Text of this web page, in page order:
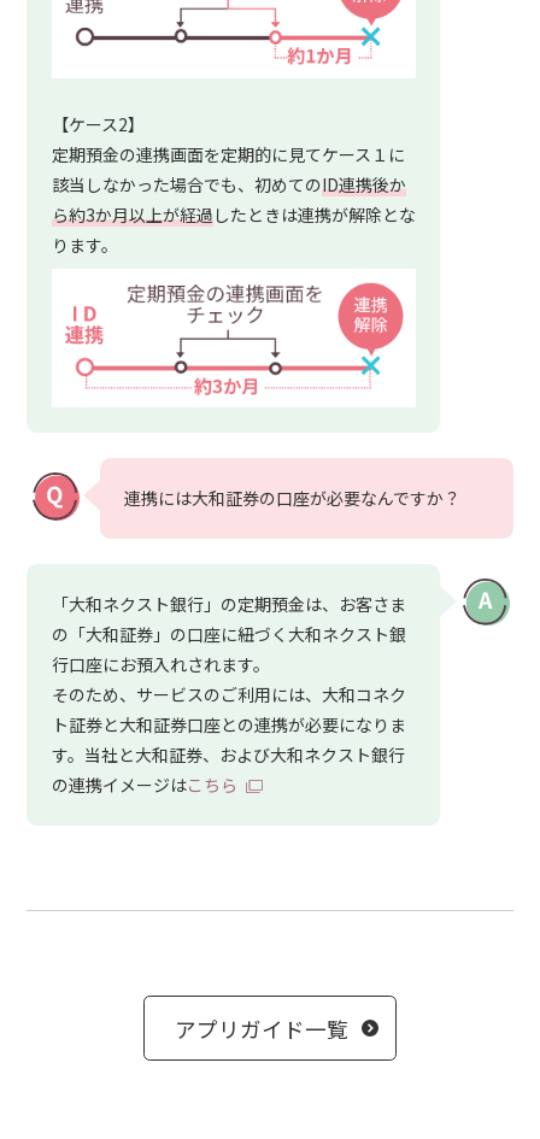
【ケース2】
定期預金の連携画面を定期的に見てケース１に
該当しなかった場合でも、初めてのID連携後か
ら約3か月以上が経過したときは連携が解除とな
ります。
連携には大和証券の口座が必要なんですか？
「大和ネクスト銀行」の定期預金は、お客さま
の「大和証券」の口座に紐づく大和ネクスト銀
行口座にお預入れされます。
そのため、サービスのご利用には、大和コネク
ト証券と大和証券口座との連携が必要になりま
す。当社と大和証券、および大和ネクスト銀行
の連携イメージはこちら
アプリガイド一覧